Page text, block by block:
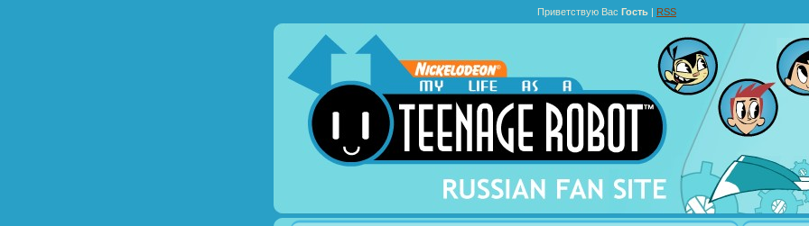
Приветствую Вас Гость | RSS